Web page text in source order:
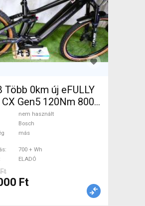
Több 0km új eFULLY
CX Gen5 120Nm 800
Mountain
/ fully Bosch
ELADÓ
nem használt
Bosch
más
700 + Wh
ELADÓ
Ft